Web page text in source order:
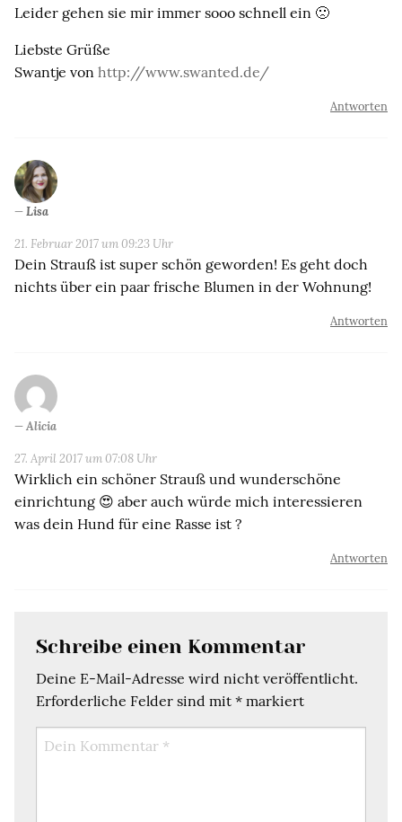
Leider gehen sie mir immer sooo schnell ein 🙁
Liebste Grüße
Swantje von http://www.swanted.de/
Antworten
Lisa
21. Februar 2017 um 09:23 Uhr
Dein Strauß ist super schön geworden! Es geht doch
nichts über ein paar frische Blumen in der Wohnung!
Antworten
Alicia
27. April 2017 um 07:08 Uhr
Wirklich ein schöner Strauß und wunderschöne
einrichtung 😍 aber auch würde mich interessieren
was dein Hund für eine Rasse ist ?
Antworten
Schreibe einen Kommentar
Deine E-Mail-Adresse wird nicht veröffentlicht.
Erforderliche Felder sind mit * markiert